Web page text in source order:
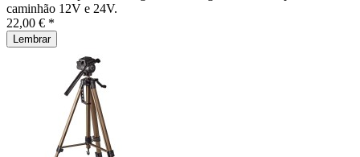
caminhão 12V e 24V.
22,00 € *
Lembrar